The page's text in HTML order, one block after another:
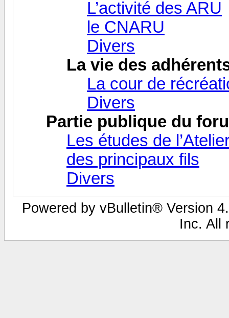
L’activité des ARU
le CNARU
Divers
La vie des
La cour de
Divers
Partie publique du
Les études de
des principaux fils
Divers
Powered by vBulletin® Version
Inc. All